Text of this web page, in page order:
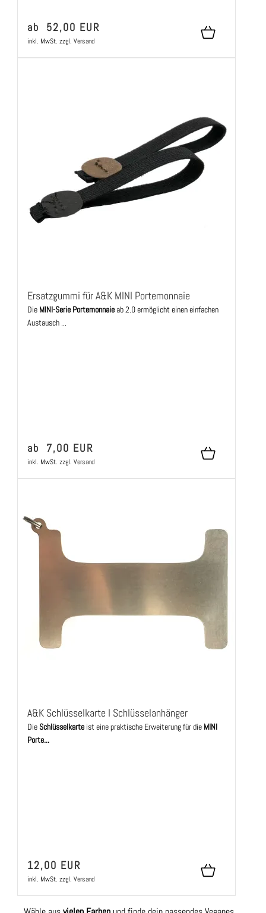
ab 52,00 EUR
inkl. MwSt. zzgl. Versand
Ersatzgummi für A&K MINI Portemonnaie
Die MINI-Serie Portemonnaie ab 2.0 ermöglicht einen einfachen
Austausch ...
ab 7,00 EUR
inkl. MwSt. zzgl. Versand
A&K Schlüsselkarte I Schlüsselanhänger
DieSchlüsselkarte ist eine praktische Erweiterung für die MINI
Porte...
12,00 EUR
inkl. MwSt. zzgl. Versand